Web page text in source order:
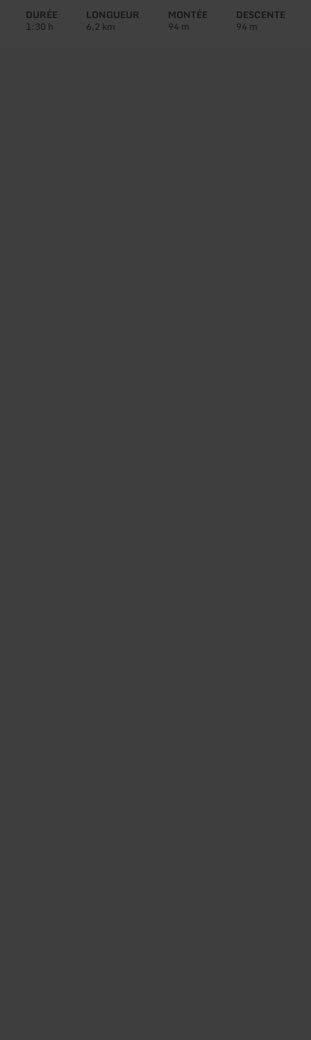
circuit:
DURÉE
1:30 h
LONGUEUR
6,2 km
MONTÉE
94 m
DESCENTE
94 m